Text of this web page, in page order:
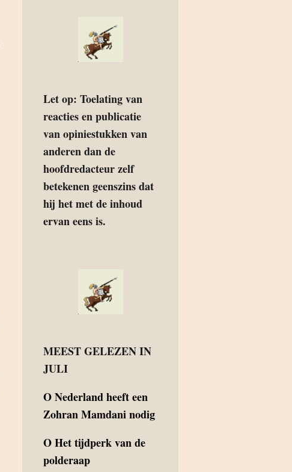
Let op: Toelating van
reacties en publicatie
van opiniestukken van
anderen dan de
hoofdredacteur zelf
betekenen geenszins dat
hij het met de inhoud
ervan eens is.
MEEST GELEZEN IN
JULI
ONederland heeft een
Zohran Mamdani nodig
OHet tijdperk van de
polderaap